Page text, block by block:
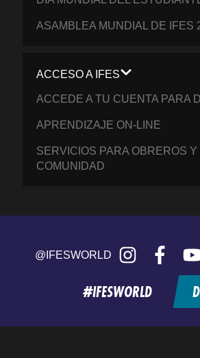
ASAMBLEA MUNDIAL DE IFES
ACCESO A IFES
ACCEDE A TU CUENTA PARA
APRENDIZAJE ON-LINE
SERVICIOS PARA OBREROS Y
COMUNIDAD
@IFESWORLD Instagram
#IFESWORLD